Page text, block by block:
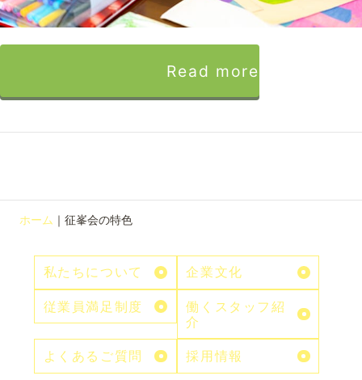
Read more
ホーム ｜ 征峯会の特色
私たちについて 企業文化
従業員満足制度
働くスタッフ紹
介
よくあるご質問 採用情報